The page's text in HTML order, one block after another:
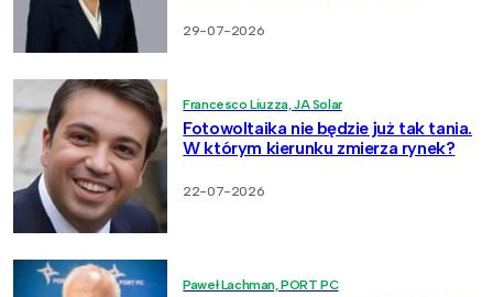
29-07-2026
Francesco Liuzza, JA Solar
Fotowoltaika nie będzie już tak tania.
W którym kierunku zmierza rynek?
22-07-2026
Paweł Lachman, PORT PC